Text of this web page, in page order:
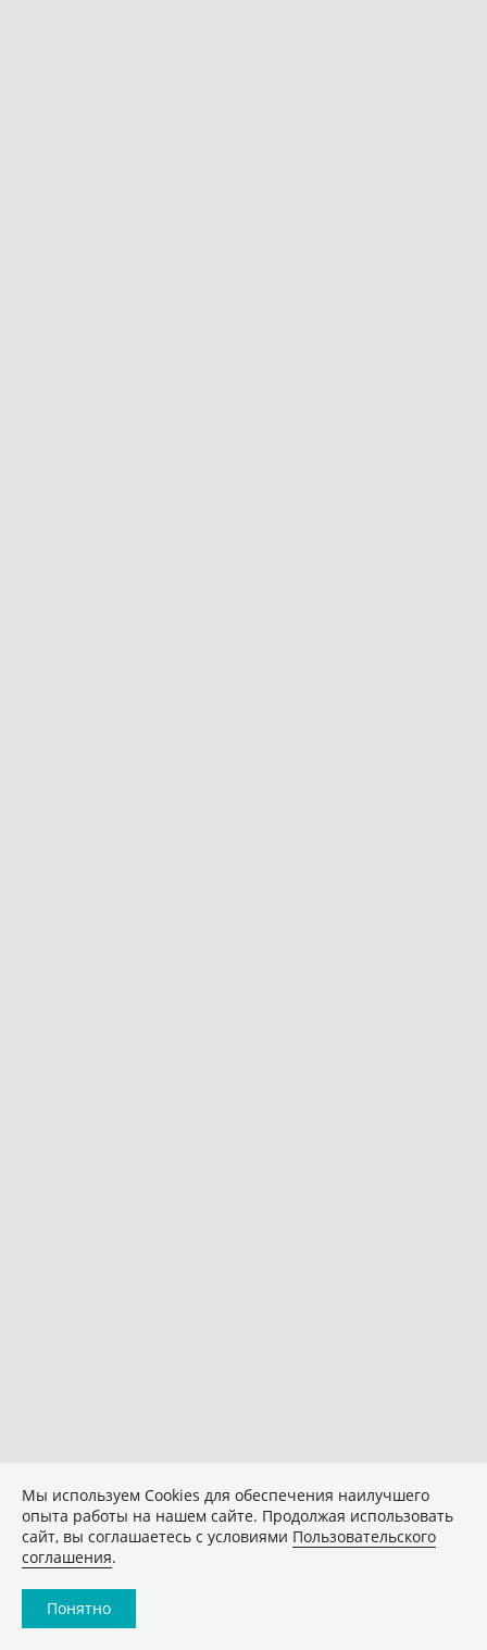
Мы используем Сookies для обеспечения наилучшего
опыта работы на нашем сайте. Продолжая использовать
сайт, вы соглашаетесь с условиями Пользовательского
соглашения.
Понятно